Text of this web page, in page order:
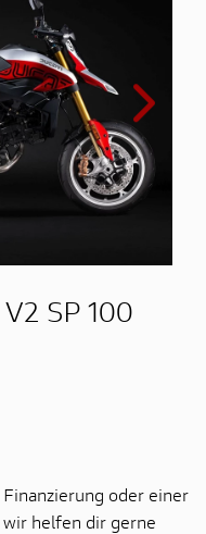
SP 100
oder einer
helfen dir gerne